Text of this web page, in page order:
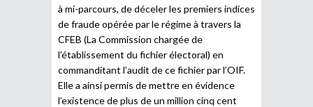
à mi-parcours, de déceler les premiers indices
de fraude opérée par le régime à travers la
CFEB (La Commission chargée de
l’établissement du fichier électoral) en
commanditant l’audit de ce fichier par l’OIF.
Elle a ainsi permis de mettre en évidence
l’existence de plus de un million cinq cent